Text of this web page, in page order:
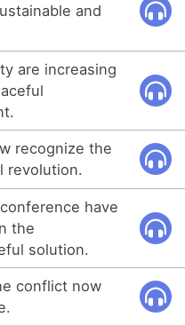
and
are increasing
recognize the
revolution.
have
the
solution.
conflict now